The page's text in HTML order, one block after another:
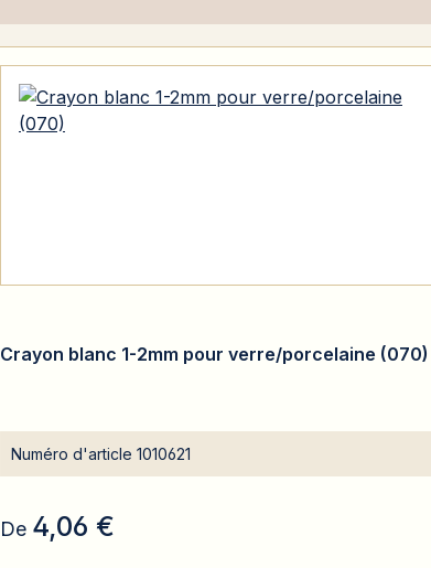
Crayon blanc 1-2mm pour verre/porcelaine (070)
Numéro d'article 1010621
De 4,06 €